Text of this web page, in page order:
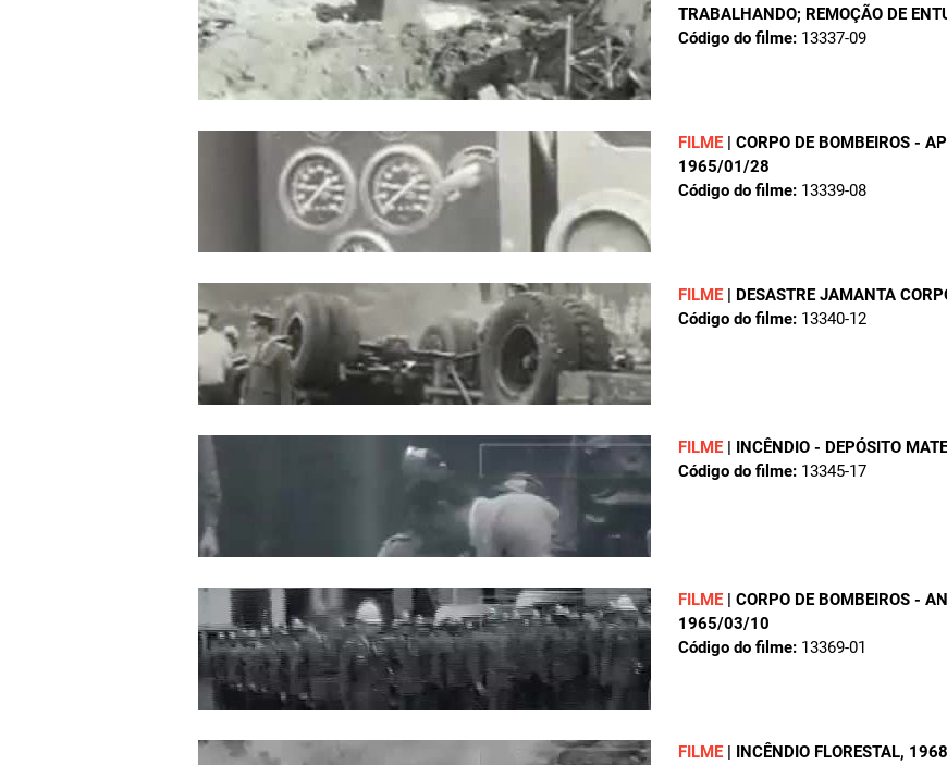
TRABALHANDO; REMOÇÃO DE
Código do filme: 13337-09
FILME | CORPO DE BOMBEIROS -
1965/01/28
Código do filme: 13339-08
FILME | DESASTRE JAMANTA
Código do filme: 13340-12
FILME | INCÊNDIO - DEPÓSITO
Código do filme: 13345-17
FILME | CORPO DE BOMBEIROS -
1965/03/10
Código do filme: 13369-01
FILME | INCÊNDIO FLORESTAL,